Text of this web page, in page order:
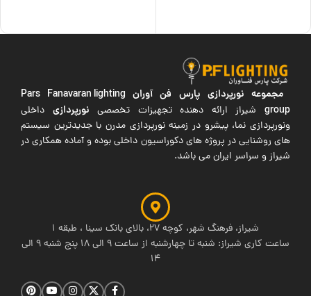
مجموعه نورپردازی پارس فن آوران Pars Fanavaran lighting
groupشیراز ارائه دهنده تجهیزات تخصصی نورپردازی داخلی
ونورپردازی نما، پیشرو در زمینه نورپردازی مدرن با جدیدترین سیستم
های روشنایی در پروژه های دکوراسیون داخلی بوده و آماده همکاری در
شیراز و سراسر ایران می باشد.
شیراز، فرهنگ شهر، کوچه 27، بالای بانک سینا ، طبقه 1
ساعت کاری شیراز: شنبه تا چهارشنبه از ساعت 9 الی 18 پنج شنبه 9 الی
14